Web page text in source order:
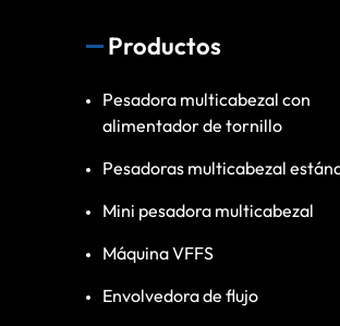
Productos
Pesadora multicabezal con
alimentador de tornillo
Pesadoras multicabezal
Mini pesadora multicabezal
Máquina VFFS
Envolvedora de flujo